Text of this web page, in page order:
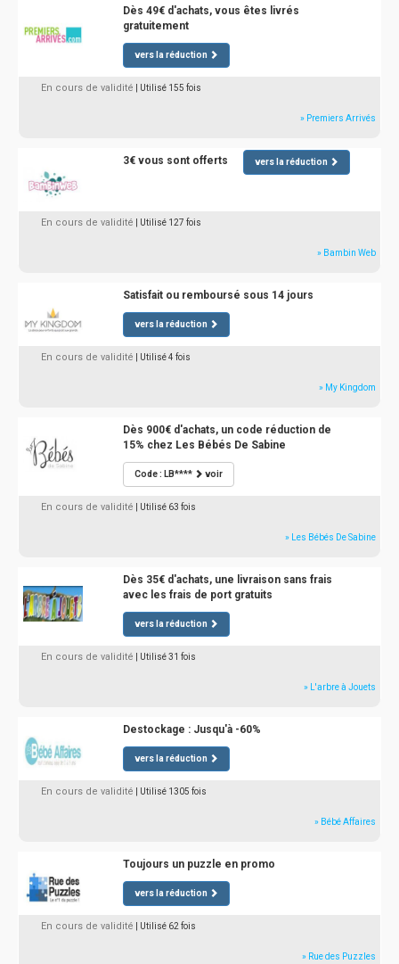
Dès 49€ d'achats, vous êtes livrés
gratuitement
vers la réduction
En cours de validité | Utilisé 155 fois
» Premiers Arrivés
3€ vous sont offerts vers la réduction
En cours de validité | Utilisé 127 fois
» Bambin Web
Satisfait ou remboursé sous 14 jours
vers la réduction
En cours de validité | Utilisé 4 fois
» My Kingdom
Dès 900€ d'achats, un code réduction de
15% chez Les Bébés De Sabine
Code : LB**** voir
En cours de validité | Utilisé 63 fois
» Les Bébés De Sabine
Dès 35€ d'achats, une livraison sans frais
avec les frais de port gratuits
vers la réduction
En cours de validité | Utilisé 31 fois
» L'arbre à Jouets
Destockage : Jusqu'à -60%
vers la réduction
En cours de validité | Utilisé 1305 fois
» Bébé Affaires
Toujours un puzzle en promo
vers la réduction
En cours de validité | Utilisé 62 fois
» Rue des Puzzles